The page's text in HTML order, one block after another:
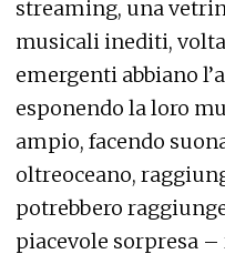
streaming, una
musicali inediti,
emergenti abbiano
esponendo la loro
ampio, facendo
oltreoceano,
potrebbero
piacevole sorpresa